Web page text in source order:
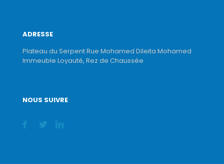
ADRESSE
Plateau du Serpent Rue Mohamed Dileita Mohamed
Immeuble Loyauté, Rez de Chaussée.
NOUS SUIVRE